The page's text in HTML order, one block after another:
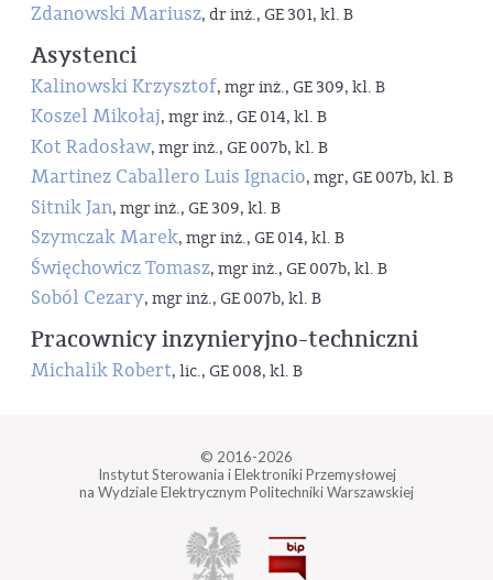
Zdanowski Mariusz, dr inż., GE 301, kl. B
Asystenci
Kalinowski Krzysztof, mgr inż., GE 309, kl. B
Koszel Mikołaj, mgr inż., GE 014, kl. B
Kot Radosław, mgr inż., GE 007b, kl. B
Martinez Caballero Luis Ignacio, mgr, GE 007b, kl. B
Sitnik Jan, mgr inż., GE 309, kl. B
Szymczak Marek, mgr inż., GE 014, kl. B
Święchowicz Tomasz, mgr inż., GE 007b, kl. B
Soból Cezary, mgr inż., GE 007b, kl. B
Pracownicy inzynieryjno-techniczni
Michalik Robert, lic., GE 008, kl. B
© 2016-2026
Instytut Sterowania i Elektroniki Przemysłowej
na Wydziale Elektrycznym Politechniki Warszawskiej